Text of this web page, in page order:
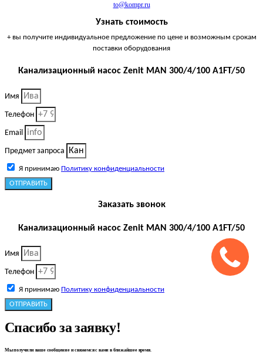
to@kompr.ru
Узнать стоимость
+ вы получите индивидуальное предложение по цене и возможным срокам
поставки оборудования
Канализационный насос Zenit MAN 300/4/100 A1FT/50
Имя
Телефон
Email
Предмет запроса
Я принимаю Политику конфиденциальности
ОТПРАВИТЬ
Заказать звонок
Канализационный насос Zenit MAN 300/4/100 A1FT/50
Имя
Телефон
Я принимаю Политику конфиденциальности
ОТПРАВИТЬ
Спасибо за заявку!
Мы получили ваше сообщение и свяжемся с вами в ближайшее время.